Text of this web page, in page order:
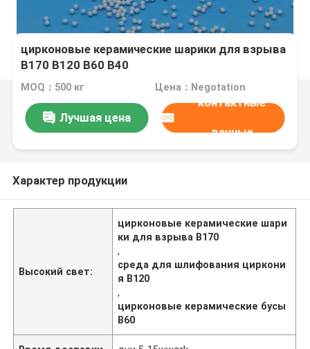
цирконовые керамические шарики для взрыва
B170 B120 B60 B40
MOQ：500 кг Цена：Negotation
Лучшая цена
контактные
данные
Характер продукции
Высокий свет:
цирконовые керамические шари
ки для взрыва B170
,
среда для шлифования циркони
я B120
,
цирконовые керамические бусы
B60